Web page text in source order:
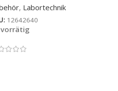
, Labortechnik
12642640
vorrätig